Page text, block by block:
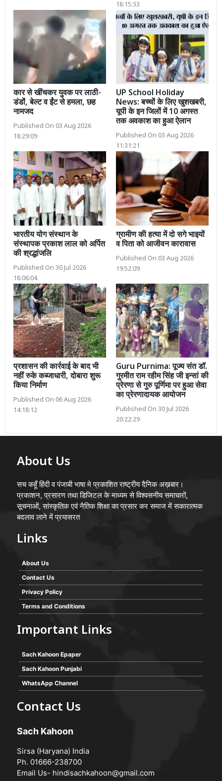
18:15:33
कार से खींचकर युवक पर लाठी-
डंडों, बेल्ट व ईंट से हमला, छह
नामजद
Published On 03 Aug 2026
18:29:09
UP School Holiday
News: बच्चों के लिए खुशखबरी,
यूपी के इन जिलों में 10 अगस्त
तक अवकाश का हुआ ऐलान
Published On 03 Aug 2026
11:31:21
भारतीय योग संस्थान के
संस्थापक प्रकाश लाल को अर्पित
की श्रद्धांजलि
Published On 30 Jul 2026
18:06:04
ग्रामीण की हत्या में दो सगे भाइयों
व पिता को आजीवन कारावास
Published On 03 Aug 2026
19:52:09
प्रशासन की कार्रवाई के बाद भी
नहीं रुके कब्जाधारी, दोबारा शुरू
किया निर्माण
Published On 06 Aug 2026
14:18:12
Guru Purnima: पूज्य संत डॉ.
गुरमीत राम रहीम सिंह जी इन्सां की
प्रेरणा से गुरु पूर्णिमा पर हुआ सेवा
का प्रेरणादायक आयोजन
Published On 30 Jul 2026
20:22:29
About Us
सच कहूँ हिंदी व पंजाबी भाषा मे प्रकाशित राष्ट्रीय दैनिक अख़बार।
प्रकाशन, प्रसारण तथा डिजिटल के माध्यम से विश्वसनीय समाचारों,
सूचनाओं, सांस्कृतिक एवं नैतिक शिक्षा का प्रसार कर समाज में सकारात्मक
बदलाव लाने में प्रयासरत
Links
About Us
Contact Us
Privacy Policy
Terms and Conditions
Important Links
Sach Kahoon Epaper
Sach Kahoon Punjabi
WhatsApp Channel
Contact Us
Sach Kahoon
Sirsa (Haryana) India
Ph. 01666-238700
Email Us- hindisachkahoon@gmail.com